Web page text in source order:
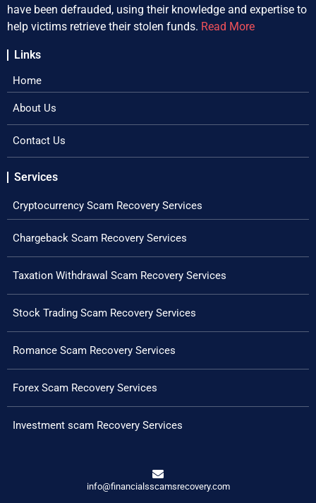
have been defrauded, using their knowledge and expertise to
help victims retrieve their stolen funds. Read More
Links
Home
About Us
Contact Us
Services
Cryptocurrency Scam Recovery Services
Chargeback Scam Recovery Services
Taxation Withdrawal Scam Recovery Services
Stock Trading Scam Recovery Services
Romance Scam Recovery Services
Forex Scam Recovery Services
Investment scam Recovery Services
info@financialsscamsrecovery.com